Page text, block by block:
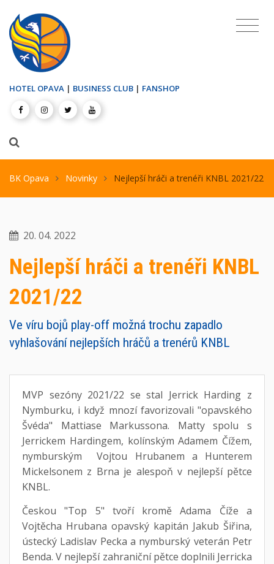
HOTEL OPAVA | BUSINESS CLUB | FANSHOP
BK Opava Novinky Nejlepší hráči a trenéři KNBL 2021/22
20. 04. 2022
Nejlepší hráči a trenéři KNBL
2021/22
Ve víru bojů play-off možná trochu zapadlo
vyhlašování nejlepších hráčů a trenérů KNBL
MVP sezóny 2021/22 se stal Jerrick Harding z
Nymburku, i když mnozí favorizovali "opavského
Švéda" Mattiase Markussona. Matty spolu s
Jerrickem Hardingem, kolínským Adamem Čížem,
nymburským Vojtou Hrubanem a Hunterem
Mickelsonem z Brna je alespoň v nejlepší pětce
KNBL.
Českou "Top 5" tvoří kromě Adama Číže a
Vojtěcha Hrubana opavský kapitán Jakub Šiřina,
ústecký Ladislav Pecka a nymburský veterán Petr
Benda. V nejlepší zahraniční pětce doplnili Jerricka